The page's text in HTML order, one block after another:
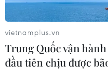
vietnamplus.vn
Trung Quốc vận
đầu tiên chịu được